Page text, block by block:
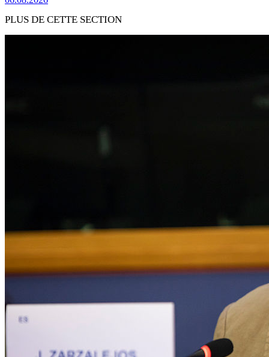
PLUS DE CETTE SECTION